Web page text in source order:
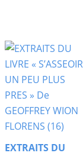
EXTRAITS DU